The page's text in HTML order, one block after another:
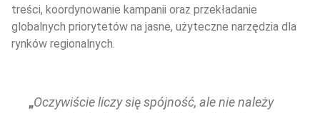
treści, koordynowanie kampanii oraz przekładanie
globalnych priorytetów na jasne, użyteczne narzędzia dla
rynków regionalnych.
Oczywiście liczy się spójność, ale nie należy